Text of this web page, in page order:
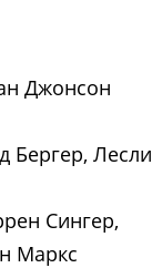
Джонсон
Бергер, Лесли
Сингер,
Маркс